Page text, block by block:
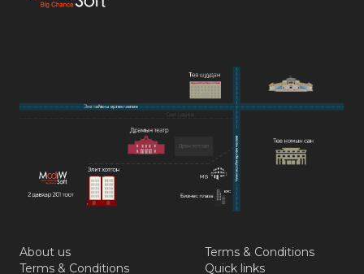
About us
Terms & Conditions
Terms & Conditions
Quick links